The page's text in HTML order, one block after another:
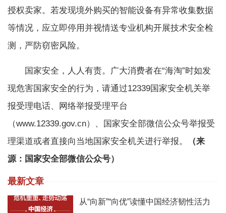
授权卖家。若发现境外购买的智能设备有异常收集数据
等情况，应立即停用并视情送专业机构开展技术安全检
测，严防窃密风险。
国家安全，人人有责。广大消费者在“海淘”时如发
现危害国家安全的行为，请通过12339国家安全机关举
报受理电话、网络举报受理平台
（www.12339.gov.cn）、国家安全部微信公众号举报受
理渠道或者直接向当地国家安全机关进行举报。
（来
源：国家安全部微信公众号）
最新文章
从“向新”“向优”读懂中国经济韧性活力